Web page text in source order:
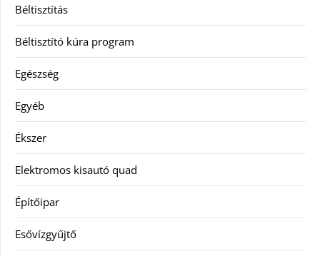
Béltisztítás
Béltisztító kúra program
Egészség
Egyéb
Ékszer
Elektromos kisautó quad
Építőipar
Esővízgyűjtő